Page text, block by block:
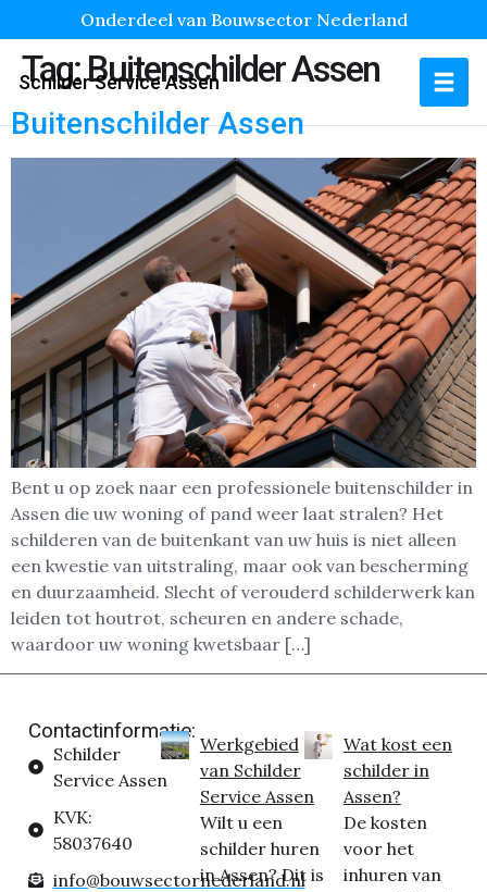
Onderdeel van Bouwsector Nederland
Schilder Service Assen
Tag:Buitenschilder Assen
Buitenschilder Assen
Bent u op zoek naar een professionele buitenschilder in
Assen die uw woning of pand weer laat stralen? Het
schilderen van de buitenkant van uw huis is niet alleen
een kwestie van uitstraling, maar ook van bescherming
en duurzaamheid. Slecht of verouderd schilderwerk kan
leiden tot houtrot, scheuren en andere schade,
waardoor uw woning kwetsbaar […]
Contactinformatie:
Schilder
Service Assen
KVK:
58037640
info@bouwsectornederland.nl
Werkgebied
van Schilder
Service Assen
Wilt u een
schilder huren
in Assen? Dit is
Wat kost een
schilder in
Assen?
De kosten
voor het
inhuren van